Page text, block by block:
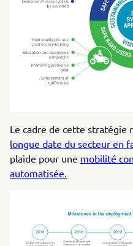
Le cadre de cette stratégie
longue date du secteur en
plaide pour une mobilité
automatisée.